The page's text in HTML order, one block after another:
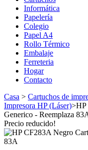
Informática
Papelería
Colegio
Papel A4
Rollo Térmico
Embalaje
Ferreteria
Hogar
Contacto
Casa > Cartuchos de
Impresora HP (Láser)>HP
Generico - Reemplaza
Precio reducido!